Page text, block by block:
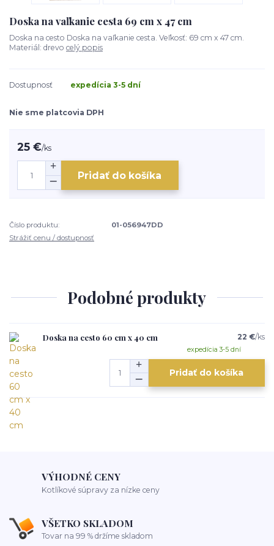
Doska na vaľkanie cesta 69 cm x 47 cm
Doska na cesto Doska na vaľkanie cesta. Veľkosť: 69 cm x 47 cm.
Materiál: drevo celý popis
Dostupnosť expedícia 3-5 dní
Nie sme platcovia DPH
25 €/ks
Pridať do košíka
Číslo produktu:
01-056947DD
Strážiť cenu / dostupnosť
Podobné produkty
Doska na cesto 60 cm x 40 cm 22 €/ks
expedícia 3-5 dní
Pridať do košíka
VÝHODNÉ CENY
Kotlíkové súpravy za nízke ceny
VŠETKO SKLADOM
Tovar na 99 % držíme skladom